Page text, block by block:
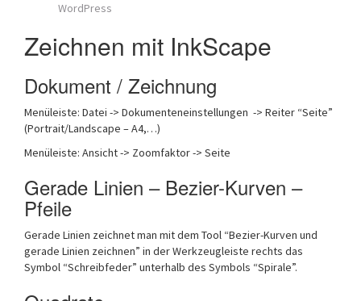
WordPress
Zeichnen mit InkScape
Dokument / Zeichnung
Menüleiste: Datei -> Dokumenteneinstellungen -> Reiter “Seite”
(Portrait/Landscape – A4,…)
Menüleiste: Ansicht -> Zoomfaktor -> Seite
Gerade Linien – Bezier-Kurven –
Pfeile
Gerade Linien zeichnet man mit dem Tool “Bezier-Kurven und
gerade Linien zeichnen” in der Werkzeugleiste rechts das
Symbol “Schreibfeder” unterhalb des Symbols “Spirale”.